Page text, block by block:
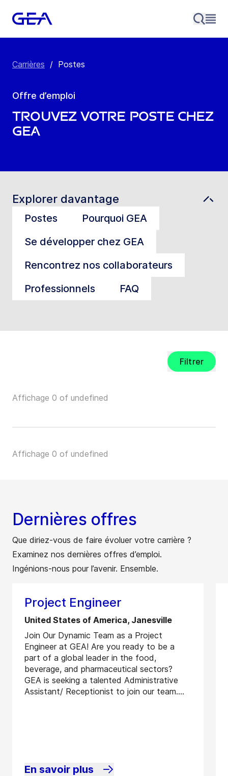
Carrières / Postes
Offre d’emploi
Trouvez votre poste chez
GEA
Explorer davantage
Postes
Pourquoi GEA
Se développer chez GEA
Rencontrez nos collaborateurs
Professionnels
FAQ
Filtrer
Affichage 0 of undefined
Affichage 0 of undefined
Dernières offres
Que diriez-vous de faire évoluer votre carrière ?
Examinez nos dernières offres d’emploi.
Ingénions-nous pour l’avenir. Ensemble.
Project Engineer
United States of America, Janesville
Join Our Dynamic Team as a Project
Engineer at GEA! Are you ready to be a
part of a global leader in the food,
beverage, and pharmaceutical sectors?
GEA is seeking a talented Administrative
Assistant/ Receptionist to join our team....
En savoir plus